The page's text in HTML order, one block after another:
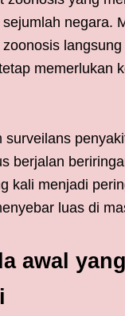
negara.
langsung
memerlukan
surveilans
berjalan
kali menjadi
luas di
awal